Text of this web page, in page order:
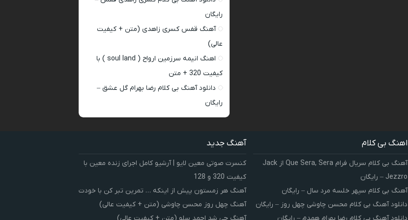
رایگان
آهنگ قفس کسری زاهدی (متن + کیفیت
عالی)
اهنگ انیمه سرزمین ارواح ( soul land ) با
کیفیت 320 + متن
دانلود آهنگ بی کلام رضا بهرام گل عشق –
رایگان
اهنگ بی کلام
آهنگ بی کلام سریال فرام Que Sera, Sera از Jack
Jezzro – رایگان
آهنگ بی کلام سپهر خلسه مرد سال – رایگان
دانلود آهنگ بی کلام محسن چاوشی چهل روز – رایگان
آهنگ جدید
کنسرت صوتی معین لایو | آرشیو کامل اجرای زنده معین با
کیفیت 320 و 128
آهنگ هر زمستون پیش از اینکه … تمرین تبر کن با خودت
آهنگ چهل روز محسن چاوشی (متن + کیفیت عالی)